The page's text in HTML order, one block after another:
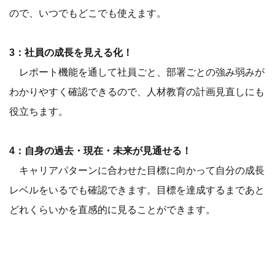
ので、いつでもどこでも使えます。
3：社員の成長を見える化！
レポート機能を通して社員ごと、部署ごとの強み弱みが
わかりやすく確認できるので、人材教育の計画見直しにも
役立ちます。
4：自身の過去・現在・未来が見通せる！
キャリアパターンに合わせた目標に向かって自分の成長
レベルをいるでも確認できます。目標を達成するまであと
どれくらいかを直感的に見ることができます。